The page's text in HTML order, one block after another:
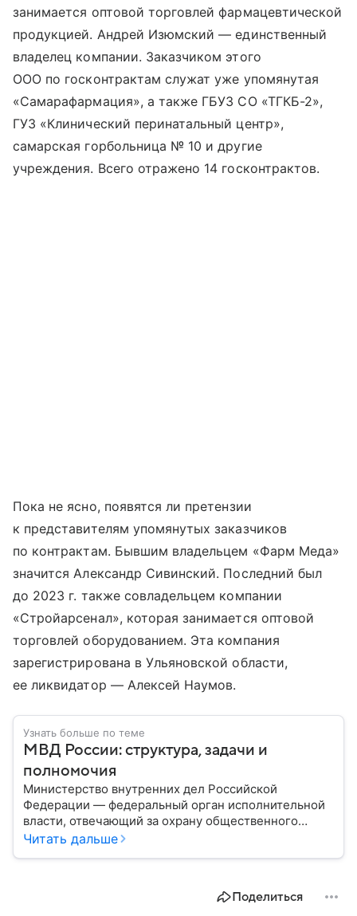
занимается оптовой торговлей фармацевтической
продукцией. Андрей Изюмский — единственный
владелец компании. Заказчиком этого
ООО по госконтрактам служат уже упомянутая
«Самарафармация», а также ГБУЗ СО «ТГКБ-2»,
ГУЗ «Клинический перинатальный центр»,
самарская горбольница № 10 и другие
учреждения. Всего отражено 14 госконтрактов.
Пока не ясно, появятся ли претензии
к представителям упомянутых заказчиков
по контрактам. Бывшим владельцем «Фарм Меда»
значится Александр Сивинский. Последний был
до 2023 г. также совладельцем компании
«Стройарсенал», которая занимается оптовой
торговлей оборудованием. Эта компания
зарегистрирована в Ульяновской области,
ее ликвидатор — Алексей Наумов.
Узнать больше по теме
МВД России: структура, задачи и
полномочия
Министерство внутренних дел Российской
Федерации — федеральный орган исполнительной
власти, отвечающий за охрану общественного
порядка, борьбу с преступностью, обеспечение
России, какие задачи выполняет министерство, как
Читать дальше
Поделиться